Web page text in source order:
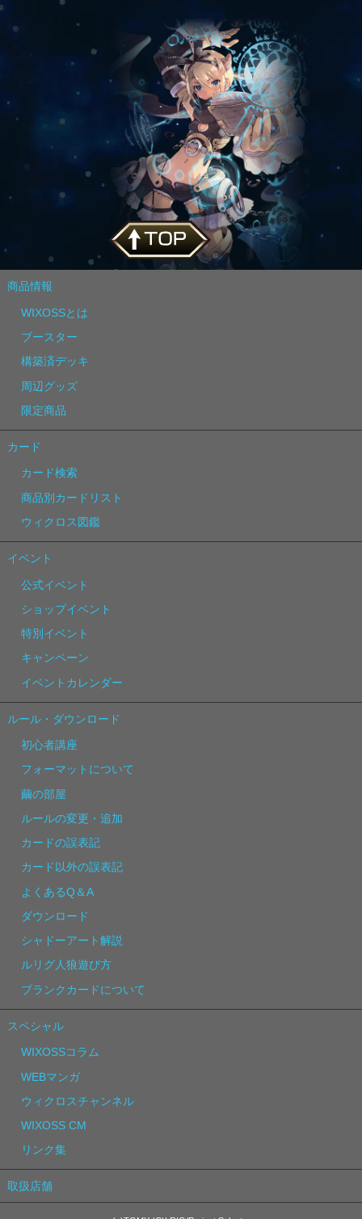
商品情報
WIXOSSとは
ブースター
構築済デッキ
周辺グッズ
限定商品
カード
カード検索
商品別カードリスト
ウィクロス図鑑
イベント
公式イベント
ショップイベント
特別イベント
キャンペーン
イベントカレンダー
ルール・ダウンロード
初心者講座
フォーマットについて
繭の部屋
ルールの変更・追加
カードの誤表記
カード以外の誤表記
よくあるQ＆A
ダウンロード
シャドーアート解説
ルリグ人狼遊び方
ブランクカードについて
スペシャル
WIXOSSコラム
WEBマンガ
ウィクロスチャンネル
WIXOSS CM
リンク集
取扱店舗